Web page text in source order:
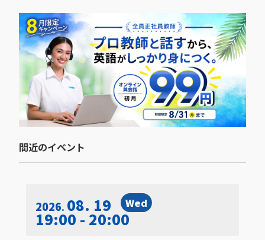
間近のイベント​
2026 08. 19 Wed
19:00 - 20:00